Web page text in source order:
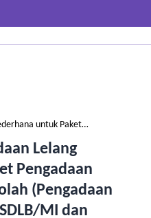
untuk Paket…
Lelang
Pengadaan
(Pengadaan
MI dan